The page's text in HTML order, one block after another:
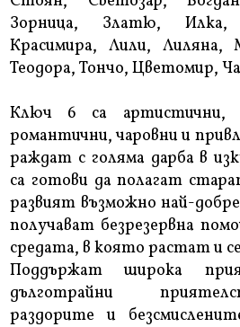
Зорница, Златю,
Красимира, Лили, Лиляна,
Теодора, Тончо, Цветомир,
Ключ 6 са артистични,
романтични, чаровни и
раждат с голяма дарба в
са готови да полагат
развият възможно най-
получават безрезервна
средата, в която растат и
Поддържат широка
дълготрайни
раздорите и